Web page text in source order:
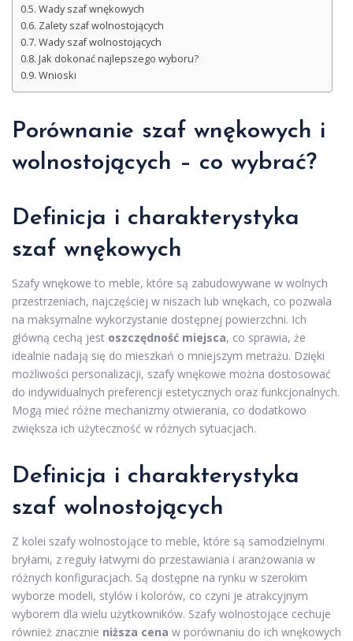
Wady szaf wnękowych
Zalety szaf wolnostojących
Wady szaf wolnostojących
Jak dokonać najlepszego wyboru?
Wnioski
Porównanie szaf wnękowych i
wolnostojących – co wybrać?
Definicja i charakterystyka
szaf wnękowych
Szafy wnękowe to meble, które są zabudowywane w wolnych
przestrzeniach, najczęściej w niszach lub wnękach, co pozwala
na maksymalne wykorzystanie dostępnej powierzchni. Ich
główną cechą jest oszczędność miejsca, co sprawia, że
idealnie nadają się do mieszkań o mniejszym metrażu. Dzięki
możliwości personalizacji, szafy wnękowe można dostosować
do indywidualnych preferencji estetycznych oraz funkcjonalnych.
Mogą mieć różne mechanizmy otwierania, co dodatkowo
zwiększa ich użyteczność w różnych sytuacjach.
Definicja i charakterystyka
szaf wolnostojących
Z kolei szafy wolnostojące to meble, które są samodzielnymi
bryłami, z reguły łatwymi do przestawiania i aranżowania w
różnych konfiguracjach. Są dostępne na rynku w szerokim
wyborze modeli, stylów i kolorów, co czyni je atrakcyjnym
wyborem dla wielu użytkowników. Szafy wolnostojące cechuje
również znacznie niższa cena w porównaniu do ich wnękowych